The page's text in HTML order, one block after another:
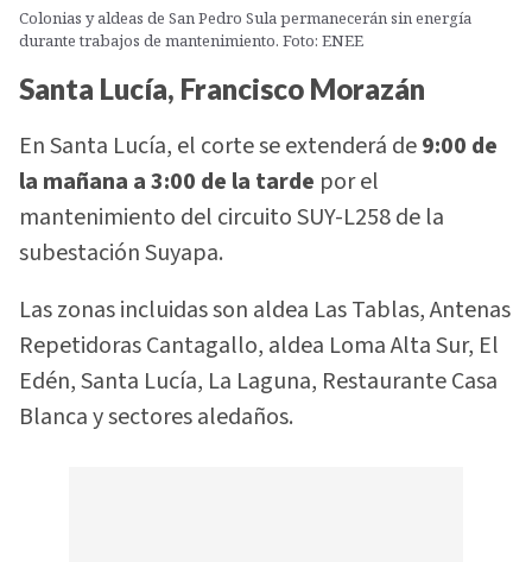
Colonias y aldeas de San Pedro Sula permanecerán sin energía
durante trabajos de mantenimiento. Foto: ENEE
Santa Lucía, Francisco Morazán
En Santa Lucía, el corte se extenderá de9:00 de
la mañana a 3:00 de la tarde por el
mantenimiento del circuito SUY-L258 de la
subestación Suyapa.
Las zonas incluidas son aldea Las Tablas, Antenas
Repetidoras Cantagallo, aldea Loma Alta Sur, El
Edén, Santa Lucía, La Laguna, Restaurante Casa
Blanca y sectores aledaños.